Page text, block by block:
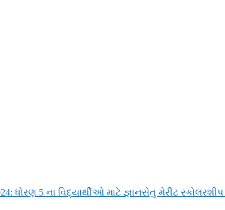
ધોરણ 5 ના વિદ્યાર્થીઓ માટે જ્ઞાનસેતુ મેરીટ